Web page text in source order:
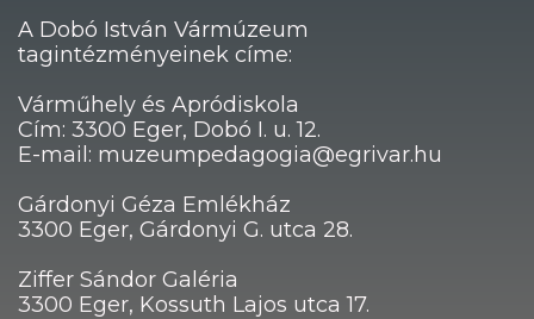
A Dobó István Vármúzeum
tagintézményeinek címe:
Várműhely és Apródiskola
Cím: 3300 Eger, Dobó I. u. 12.
E-mail: muzeumpedagogia@egrivar.hu
Gárdonyi Géza Emlékház
3300 Eger, Gárdonyi G. utca 28.
Ziffer Sándor Galéria
3300 Eger, Kossuth Lajos utca 17.